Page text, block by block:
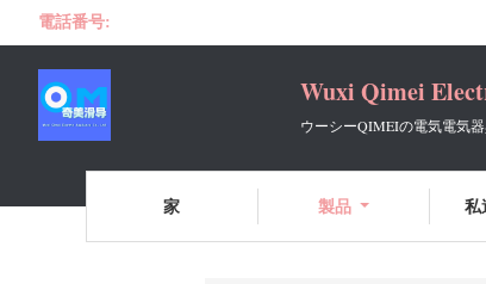
電話番号:
Wuxi Qimei
ウーシーQIMEIの電気電気器
家 製品 私